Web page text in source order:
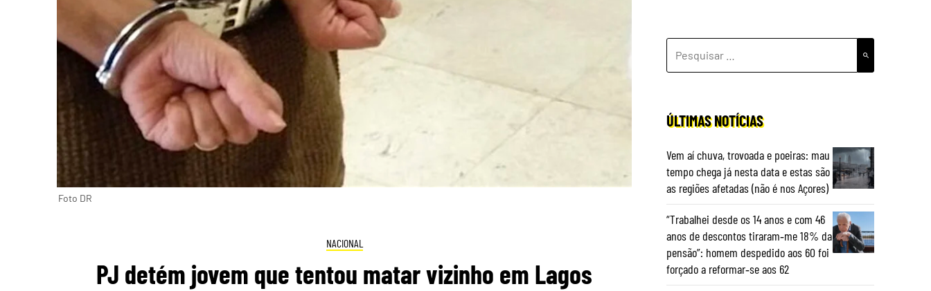
Foto DR
NACIONAL
PJ detém jovem que tentou matar vizinho em Lagos
POR:
ÚLTIMAS NOTÍCIAS
Vem aí chuva, trovoada e poeiras: mau
tempo chega já nesta data e estas são
as regiões afetadas (não é nos Açores)
“Trabalhei desde os 14 anos e com 46
anos de descontos tiraram‑me 18% da
pensão”: homem despedido aos 60 foi
forçado a reformar‑se aos 62